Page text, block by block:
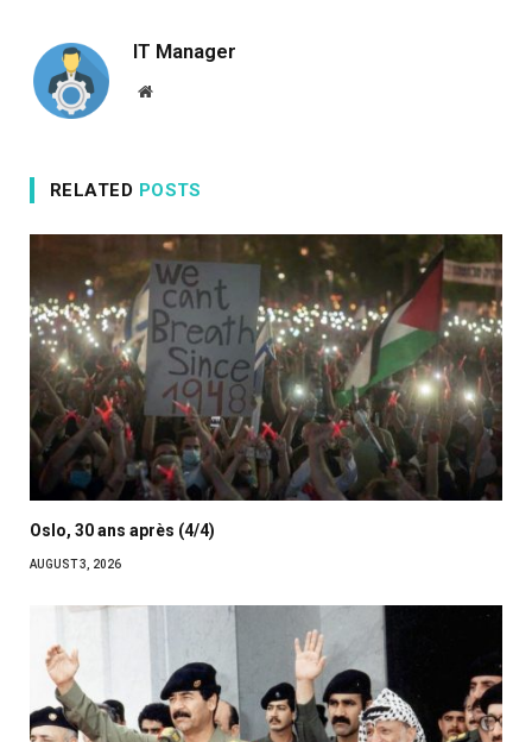
IT Manager
Website
RELATED POSTS
Oslo, 30 ans après (4/4)
AUGUST 3, 2026